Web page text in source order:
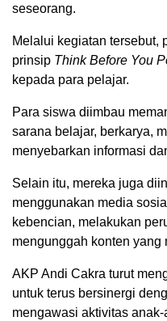
seseorang.
Melalui kegiatan tersebut,
prinsip Think Before You
kepada para pelajar.
Para siswa diimbau
sarana belajar, berkarya,
menyebarkan informasi
Selain itu, mereka juga
menggunakan media
kebencian, melakukan
mengunggah konten yang
AKP Andi Cakra turut
untuk terus bersinergi
mengawasi aktivitas